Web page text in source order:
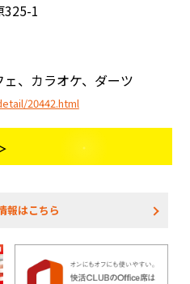
325-1
、カラオケ、ダーツ
20442.html
報はこちら